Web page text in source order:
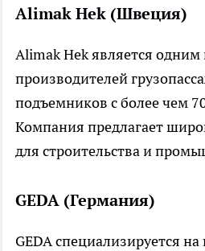
Alimak Hek (Швеция)
Alimak Hek является
производителей
подъемников с более чем
Компания предлагает
для строительства и
GEDA (Германия)
GEDA специализируется